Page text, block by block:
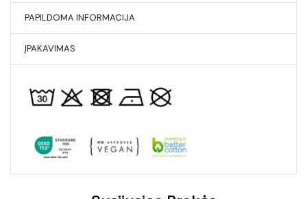
PAPILDOMA INFORMACIJA
ĮPAKAVIMAS